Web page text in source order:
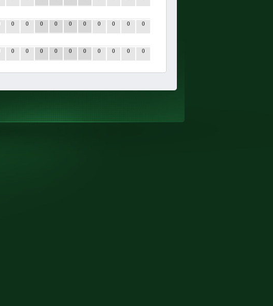
0 0 0 0 0 0 0 0 0 0
0 0 0 0 0 0 0 0 0 0